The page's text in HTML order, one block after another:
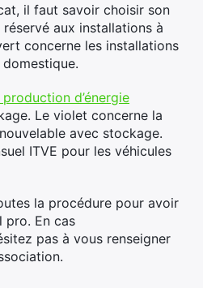
il faut savoir choisir son
aux installations à
concerne les installations
production d’énergie
Le violet concerne la
avec stockage.
ITVE pour les véhicules
la procédure pour avoir
En cas
pas à vous renseigner